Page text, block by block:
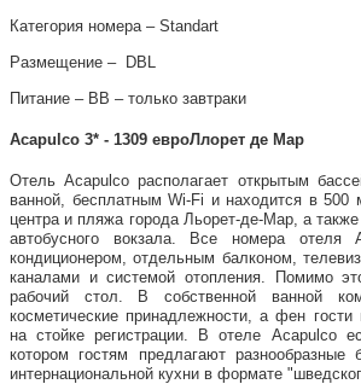
Категория номера – Standart
Размещение – DBL
Питание – ВВ – только завтраки
Acapulco 3* - 1309 евроЛлорет де Мар
Отель Acapulco располагает открытым
ванной, бесплатным Wi-Fi и находится в 500
центра и пляжа города Льорет-де-Мар, а
автобусного вокзала. Все номера отеля
кондиционером, отдельным балконом,
каналами и системой отопления. Помимо
рабочий стол. В собственной ванной
косметические принадлежности, а фен гости
на стойке регистрации. В отеле Acapulco
котором гостям предлагают разнообразные
интернациональной кухни в формате